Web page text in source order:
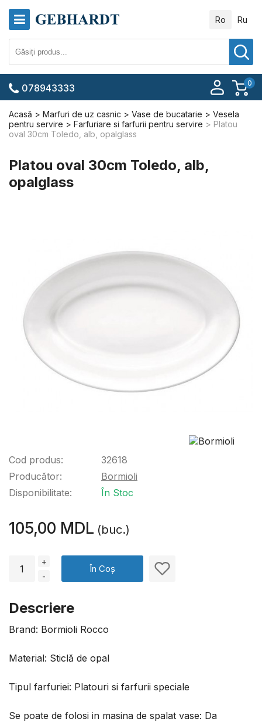
Ro Ru
0
078943333
Acasă Marfuri de uz casnic Vase de bucatarie
Vesela
pentru servire
Farfuriare si farfurii pentru servire
Platou
oval 30cm Toledo, alb, opalglass
Platou oval 30cm Toledo, alb,
opalglass
Cod produs:
Producător:
Disponibilitate:
32618
Bormioli
În Stoc
105,00 MDL (buc.)
+
-
În Coș
Descriere
Brand: Bormioli Rocco
Material: Sticlă de opal
Tipul farfuriei: Platouri si farfurii speciale
Se poate de folosi in masina de spalat vase: Da